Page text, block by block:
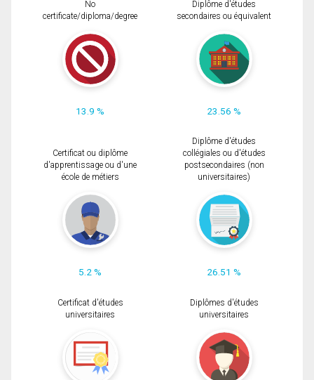
No
certificate/diploma/degree
13.9 %
Diplôme d'études
secondaires ou équivalent
23.56 %
Certificat ou diplôme
d'apprentissage ou d'une
école de métiers
5.2 %
Diplôme d'études
collégiales ou d'études
postsecondaires (non
universitaires)
26.51 %
Certificat d'études
universitaires
Diplômes d'études
universitaires